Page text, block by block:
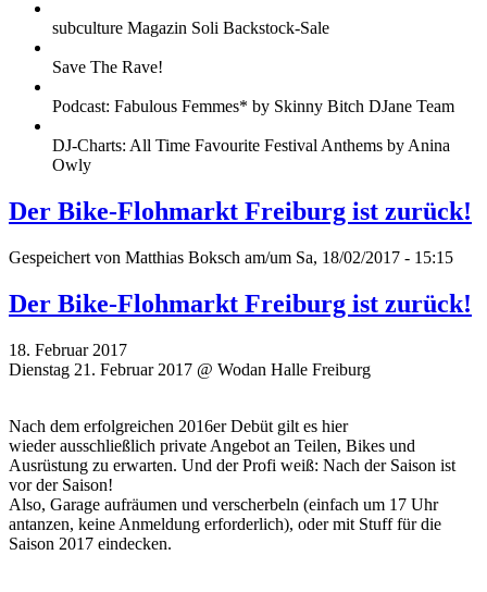
subculture Magazin Soli Backstock-Sale
Save The Rave!
Podcast: Fabulous Femmes* by Skinny Bitch DJane Team
DJ-Charts: All Time Favourite Festival Anthems by Anina
Owly
Der Bike-Flohmarkt Freiburg ist zurück!
Gespeichert von Matthias Boksch am/um Sa, 18/02/2017 - 15:15
Der Bike-Flohmarkt Freiburg ist zurück!
18. Februar 2017
Dienstag 21. Februar 2017 @ Wodan Halle Freiburg
Nach dem erfolgreichen 2016er Debüt gilt es hier
wieder ausschließlich private Angebot an Teilen, Bikes und
Ausrüstung zu erwarten. Und der Profi weiß: Nach der Saison ist
vor der Saison!
Also, Garage aufräumen und verscherbeln (einfach um 17 Uhr
antanzen, keine Anmeldung erforderlich), oder mit Stuff für die
Saison 2017 eindecken.